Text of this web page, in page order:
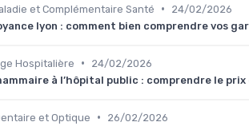
et Complémentaire Santé •
24/02/2026
lyon : comment bien comprendre vos
Hospitalière •
24/02/2026
à l’hôpital public : comprendre le
et Optique •
26/02/2026